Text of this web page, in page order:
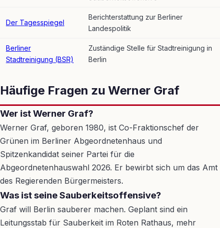
Der Tagesspiegel
Berichterstattung zur Berliner
Landespolitik
Berliner
Stadtreinigung (BSR)
Zuständige Stelle für Stadtreinigung in
Berlin
Häufige Fragen zu Werner Graf
Wer ist Werner Graf?
Werner Graf, geboren 1980, ist Co-Fraktionschef der
Grünen im Berliner Abgeordnetenhaus und
Spitzenkandidat seiner Partei für die
Abgeordnetenhauswahl 2026. Er bewirbt sich um das Amt
des Regierenden Bürgermeisters.
Was ist seine Sauberkeitsoffensive?
Graf will Berlin sauberer machen. Geplant sind ein
Leitungsstab für Sauberkeit im Roten Rathaus, mehr